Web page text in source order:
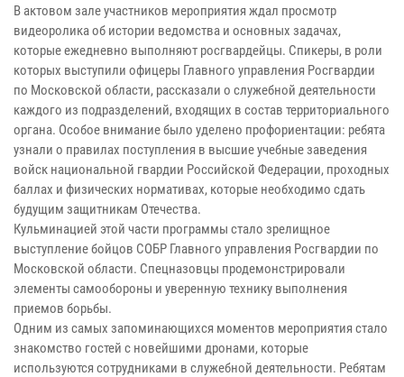
В актовом зале участников мероприятия ждал просмотр
видеоролика об истории ведомства и основных задачах,
которые ежедневно выполняют росгвардейцы. Спикеры, в роли
которых выступили офицеры Главного управления Росгвардии
по Московской области, рассказали о служебной деятельности
каждого из подразделений, входящих в состав территориального
органа. Особое внимание было уделено профориентации: ребята
узнали о правилах поступления в высшие учебные заведения
войск национальной гвардии Российской Федерации, проходных
баллах и физических нормативах, которые необходимо сдать
будущим защитникам Отечества.
Кульминацией этой части программы стало зрелищное
выступление бойцов СОБР Главного управления Росгвардии по
Московской области. Спецназовцы продемонстрировали
элементы самообороны и уверенную технику выполнения
приемов борьбы.
Одним из самых запоминающихся моментов мероприятия стало
знакомство гостей с новейшими дронами, которые
используются сотрудниками в служебной деятельности. Ребятам